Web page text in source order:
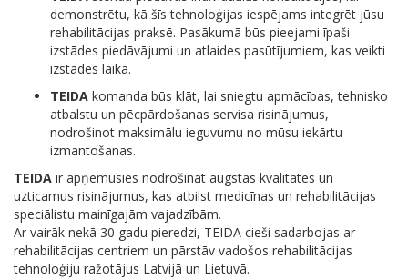
demonstrētu, kā šīs tehnoloģijas iespējams integrēt jūsu
rehabilitācijas praksē. Pasākumā būs pieejami īpaši
izstādes piedāvājumi un atlaides pasūtījumiem, kas veikti
izstādes laikā.
TEIDA komanda būs klāt, lai sniegtu apmācības, tehnisko
atbalstu un pēcpārdošanas servisa risinājumus,
nodrošinot maksimālu ieguvumu no mūsu iekārtu
izmantošanas.
TEIDA ir apņēmusies nodrošināt augstas kvalitātes un
uzticamus risinājumus, kas atbilst medicīnas un rehabilitācijas
speciālistu mainīgajām vajadzībām.
Ar vairāk nekā 30 gadu pieredzi, TEIDA cieši sadarbojas ar
rehabilitācijas centriem un pārstāv vadošos rehabilitācijas
tehnoloģiju ražotājus Latvijā un Lietuvā.